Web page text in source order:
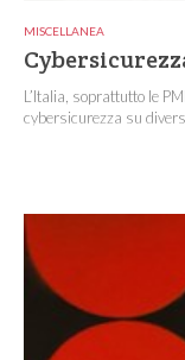
MISCELLANEA
L’Italia, soprattutto le
cybersicurezza su